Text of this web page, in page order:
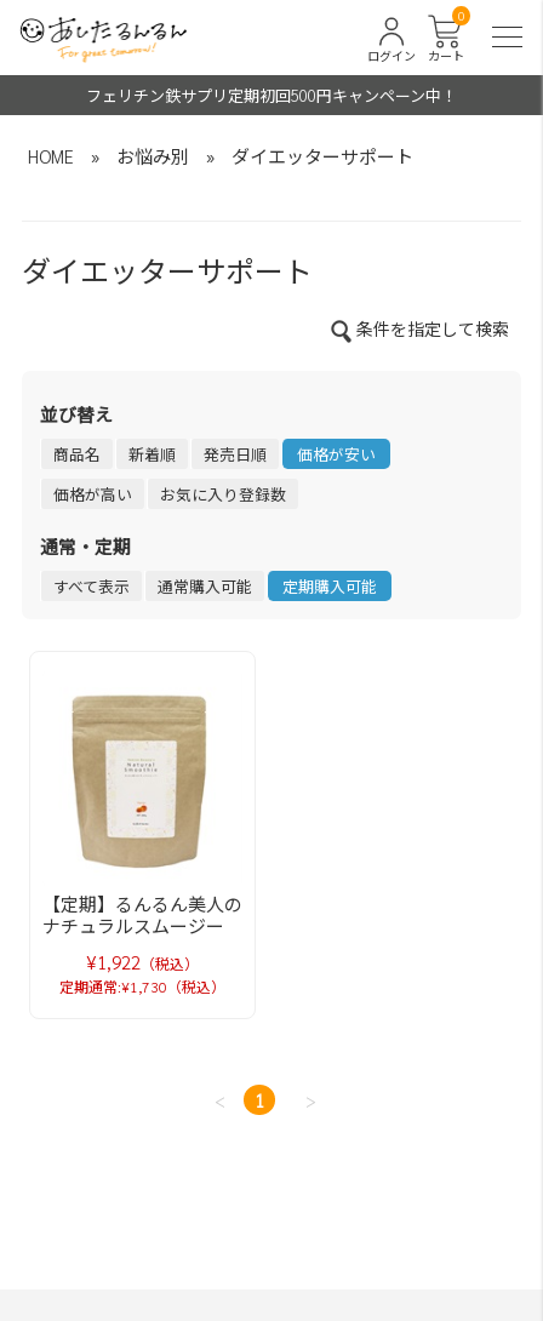
カート
0
ログイン
フェリチン鉄サプリ定期初回500円キャンペーン中！
HOME » お悩み別 » ダイエッターサポート
ダイエッターサポート
条件を指定して検索
並び替え
商品名 新着順 発売日順
価格が安い
価格が高い
お気に入り登録数
通常・定期
すべて表示 通常購入可能 定期購入可能
【定期】るんるん美人の
ナチュラルスムージー
¥1,922 （税込）
定期通常:¥1,730（税込）
< 1 >